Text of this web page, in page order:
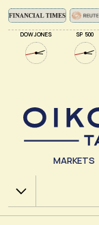
DOW JONES SP 500
MARKETS
Χ.Α.